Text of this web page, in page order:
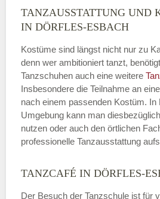
TANZAUSSTATTUNG UND
IN DÖRFLES-ESBACH
Kostüme sind längst nicht nur zu
denn wer ambitioniert tanzt,
Tanzschuhen auch eine weitere
Insbesondere die Teilnahme an
nach einem passenden Kostüm.
Umgebung kann man
nutzen oder auch den örtlichen
professionelle Tanzausstattung
TANZCAFÉ IN DÖRFLES-
Der Besuch der Tanzschule ist für